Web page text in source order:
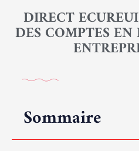
DIRECT
DES COMPTES
Sommaire